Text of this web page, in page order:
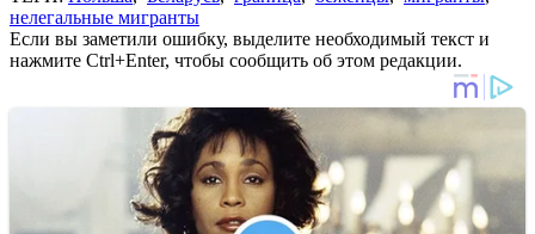
нелегальные мигранты
Если вы заметили ошибку, выделите необходимый текст и
нажмите Ctrl+Enter, чтобы сообщить об этом редакции.